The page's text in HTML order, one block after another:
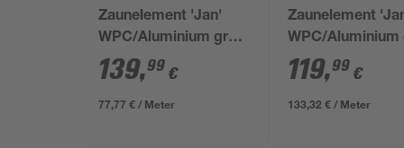
Zaunelement 'Jan'
WPC/Aluminium grau
180 x 180 cm
139,99 €
77,77 € / Meter
Zaunelement
WPC/Aluminium
90 x 180 cm
119,99 €
133,32 € / Meter